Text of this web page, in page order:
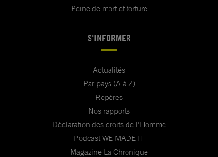
Peine de mort et torture
S'INFORMER
Actualités
Par pays (A à Z)
Repères
Nos rapports
Déclaration des droits de l'Homme
Podcast WE MADE IT
Magazine La Chronique